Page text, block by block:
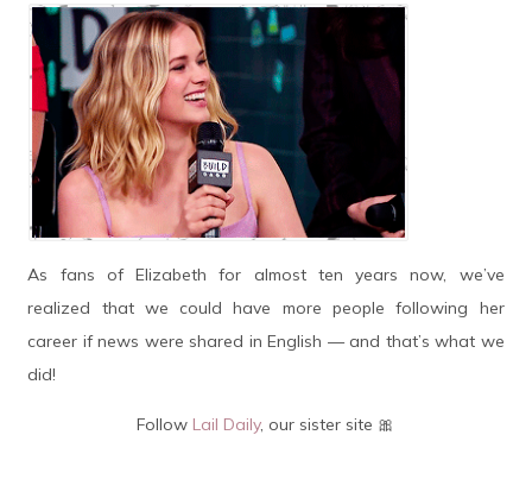
As fans of Elizabeth for almost ten years now, we’ve
realized that we could have more people following her
career if news were shared in English — and that’s what we
did!
Follow Lail Daily, our sister site 🎀